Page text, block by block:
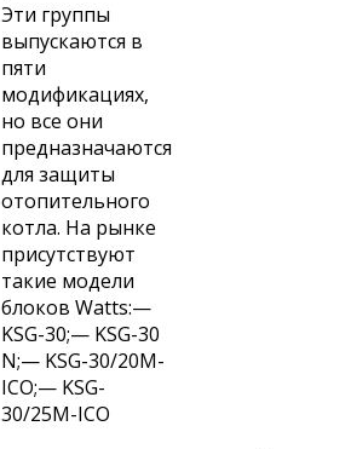
Эти группы
выпускаются в
пяти
модификациях,
но все они
предназначаются
для защиты
отопительного
котла. На рынке
присутствуют
такие модели
блоков Watts:—
KSG-30;— KSG-30
N;— KSG-30/20М-
ІСО;— KSG-
30/25М-ІСО